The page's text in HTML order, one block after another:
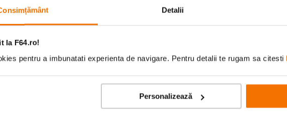
Detalii
la F64.ro!
pentru a imbunatati experienta de navigare. Pentru detalii te rugam sa citesti
Personalizează
Carcasa Subacvatica
GoPRO Carcasa Protectie pentru
(0)
lei
GoPRO